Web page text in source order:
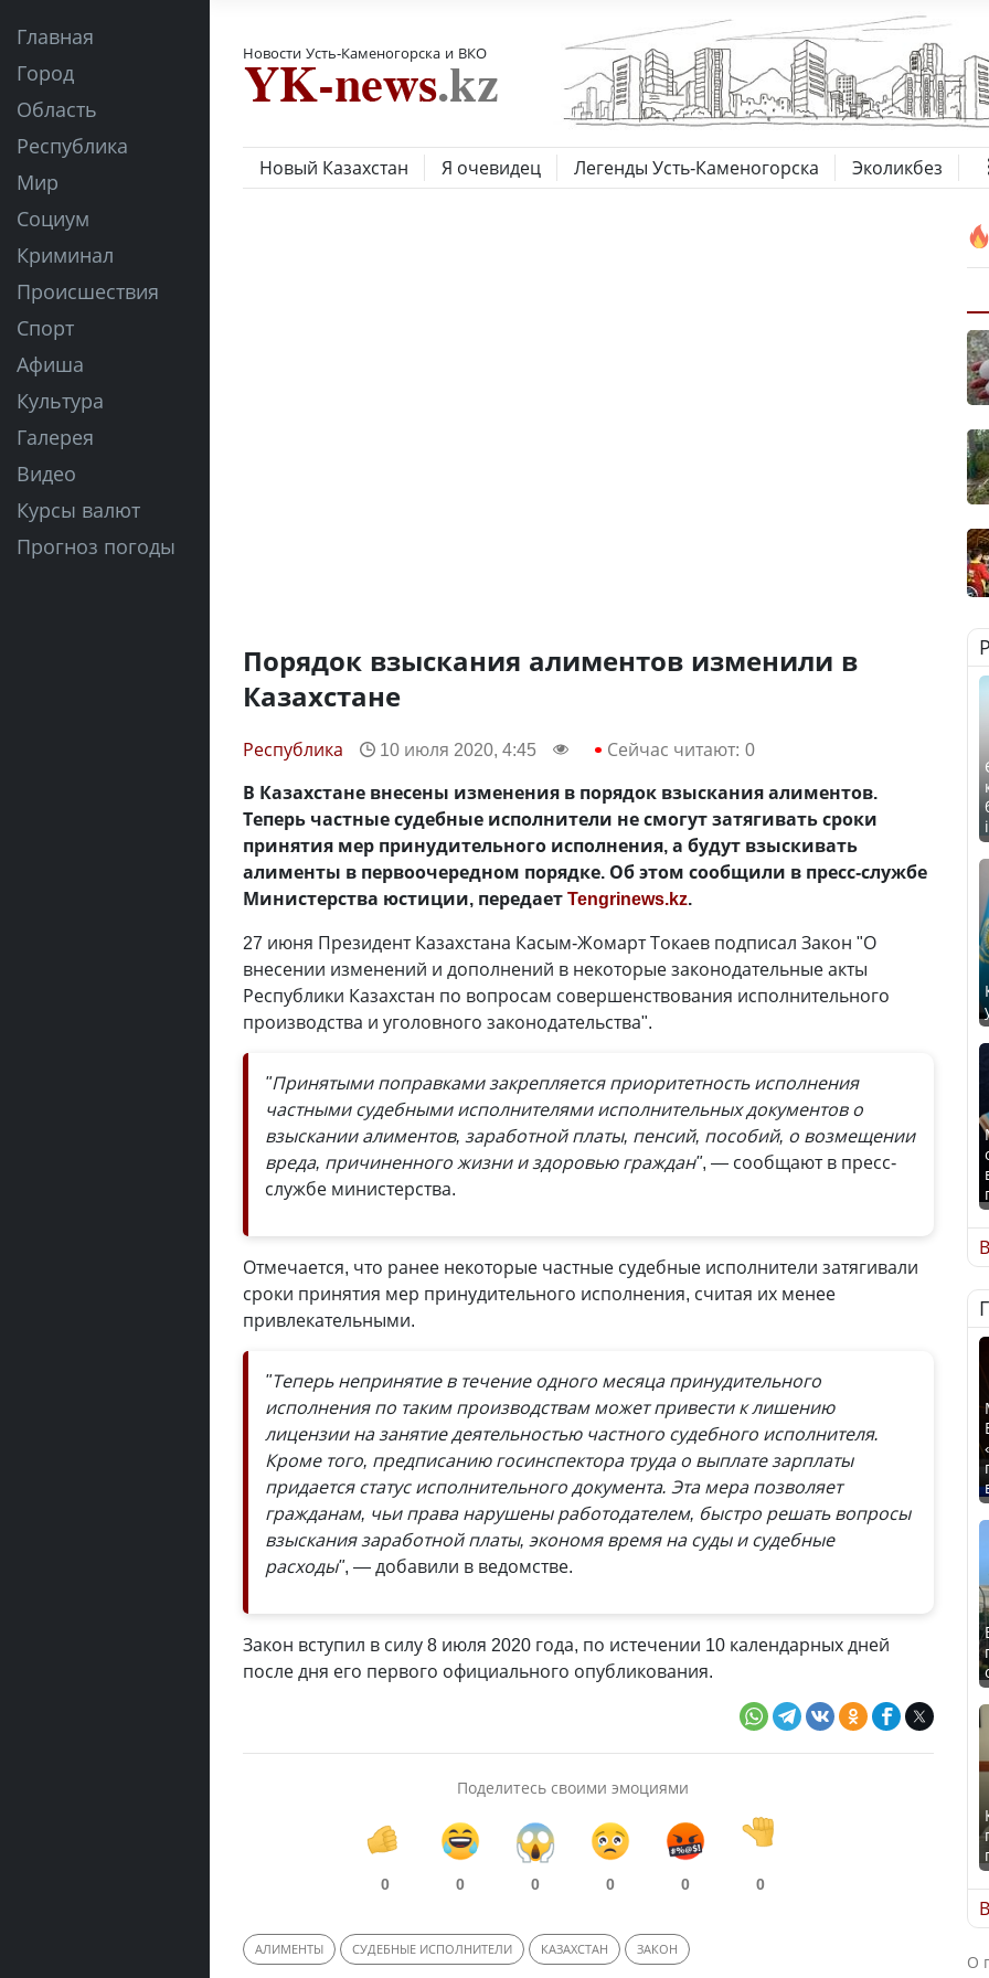
Главная
Город
Область
Республика
Мир
Социум
Криминал
Происшествия
Спорт
Афиша
Культура
Галерея
Видео
Курсы валют
Прогноз погоды
Новости Усть-Каменогорска и ВКО
Новый Казахстан Я очевидец Легенды Усть-Каменогорска Эколикбез
Порядок взыскания алиментов изменили в
Казахстане
Республика 10 июля 2020, 4:45 Сейчас читают: 0
В Казахстане внесены изменения в порядок взыскания алиментов.
Теперь частные судебные исполнители не смогут затягивать сроки
принятия мер принудительного исполнения, а будут взыскивать
алименты в первоочередном порядке. Об этом сообщили в пресс-службе
Министерства юстиции, передаетTengrinews.kz.
27 июня Президент Казахстана Касым-Жомарт Токаев подписал Закон "О
внесении изменений и дополнений в некоторые законодательные акты
Республики Казахстан по вопросам совершенствования исполнительного
производства и уголовного законодательства".
"Принятыми поправками закрепляется приоритетность исполнения
частными судебными исполнителями исполнительных документов о
взыскании алиментов, заработной платы, пенсий, пособий, о возмещении
вреда, причиненного жизни и здоровью граждан", — сообщают в пресс-
службе министерства.
Отмечается, что ранее некоторые частные судебные исполнители затягивали
сроки принятия мер принудительного исполнения, считая их менее
привлекательными.
"Теперь непринятие в течение одного месяца принудительного
исполнения по таким производствам может привести к лишению
лицензии на занятие деятельностью частного судебного исполнителя.
Кроме того, предписанию госинспектора труда о выплате зарплаты
придается статус исполнительного документа. Эта мера позволяет
гражданам, чьи права нарушены работодателем, быстро решать вопросы
взыскания заработной платы, экономя время на суды и судебные
расходы", — добавили в ведомстве.
Закон вступил в силу 8 июля 2020 года, по истечении 10 календарных дней
после дня его первого официального опубликования.
Поделитесь своими эмоциями
0 0 0 0 0 0
АЛИМЕНТЫ СУДЕБНЫЕ ИСПОЛНИТЕЛИ КАЗАХСТАН ЗАКОН
О